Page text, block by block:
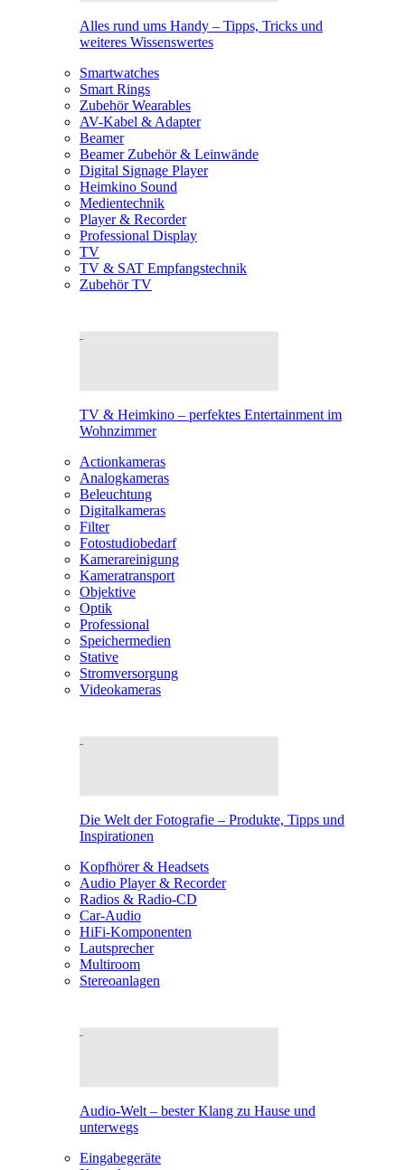
Alles rund ums Handy – Tipps, Tricks und
weiteres Wissenswertes
Smartwatches
Smart Rings
Zubehör Wearables
AV-Kabel & Adapter
Beamer
Beamer Zubehör & Leinwände
Digital Signage Player
Heimkino Sound
Medientechnik
Player & Recorder
Professional Display
TV
TV & SAT Empfangstechnik
Zubehör TV
TV & Heimkino – perfektes Entertainment im
Wohnzimmer
Actionkameras
Analogkameras
Beleuchtung
Digitalkameras
Filter
Fotostudiobedarf
Kamerareinigung
Kameratransport
Objektive
Optik
Professional
Speichermedien
Stative
Stromversorgung
Videokameras
Die Welt der Fotografie – Produkte, Tipps und
Inspirationen
Kopfhörer & Headsets
Audio Player & Recorder
Radios & Radio-CD
Car-Audio
HiFi-Komponenten
Lautsprecher
Multiroom
Stereoanlagen
Audio-Welt – bester Klang zu Hause und
unterwegs
Eingabegeräte